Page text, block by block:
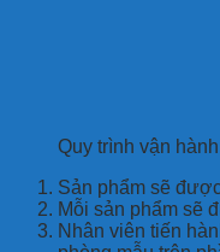
Quy trình vận
Sản phẩm sẽ
Mỗi sản phẩm sẽ
Nhân viên tiến